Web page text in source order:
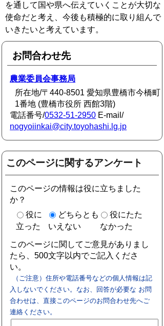
を通して国や県へ伝えていくことが大切な
使命だと考え、今後も積極的に取り組んで
いきたいと考えています。
お問合わせ先
農業委員会事務局
所在地/〒440-8501 愛知県豊橋市今橋町
1番地 (豊橋市役所 西館3階)
電話番号/0532-51-2950 E-mail/
nogyoiinkai@city.toyohashi.lg.jp
このページに関するアンケート
このページの情報は役に立ちました
か？
役に
立った
どちらとも
いえない
役にたた
なかった
このページに関してご意見がありまし
たら、500文字以内でご記入くださ
い。
（ご注意）住所や電話番号などの個人情報は記
入しないでください。なお、回答が必要な お問
合わせは、直接このページのお問合わせ先へご
連絡ください。